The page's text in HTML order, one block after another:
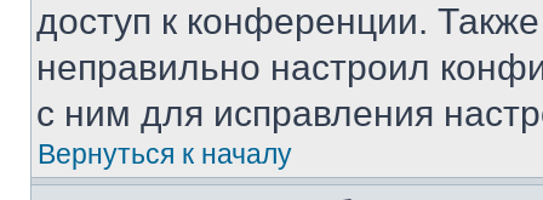
доступ к конференции.
неправильно настроил
с ним для исправления
Вернуться к началу